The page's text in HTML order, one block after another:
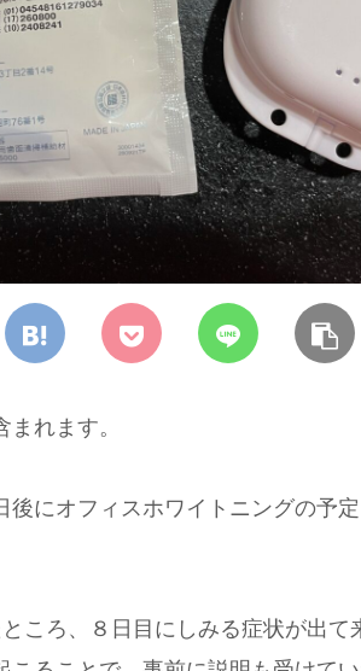
れます。
にオフィスホワイトニングの予
ころ、８日目にしみる症状が出て